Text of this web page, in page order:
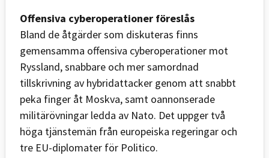
Offensiva cyberoperationer föreslås
Bland de åtgärder som diskuteras finns
gemensamma offensiva cyberoperationer mot
Ryssland, snabbare och mer samordnad
tillskrivning av hybridattacker genom att snabbt
peka finger åt Moskva, samt oannonserade
militärövningar ledda av Nato. Det uppger två
höga tjänstemän från europeiska regeringar och
tre EU-diplomater för Politico.